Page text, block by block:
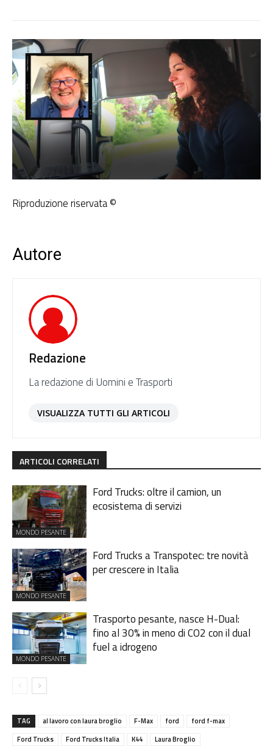
Riproduzione riservata ©
Autore
Redazione
La redazione di Uomini e Trasporti
VISUALIZZA TUTTI GLI ARTICOLI
ARTICOLI CORRELATI
MONDO PESANTE
Ford Trucks: oltre il camion, un
ecosistema di servizi
MONDO PESANTE
Ford Trucks a Transpotec: tre novità
per crescere in Italia
MONDO PESANTE
Trasporto pesante, nasce H-Dual:
fino al 30% in meno di CO2 con il dual
fuel a idrogeno
TAG al lavoro con laura broglio F-Max ford
ford f-max
Ford Trucks
Ford Trucks Italia K44 Laura Broglio